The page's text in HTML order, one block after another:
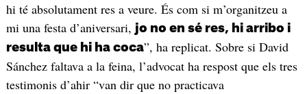
hi té absolutament res a veure. És com si m’organitzeu a
mi una festa d’aniversari, jo no en sé res, hi arribo i
resulta que hi ha coca”, ha replicat. Sobre si David
Sánchez faltava a la feina, l’advocat ha respost que els tres
testimonis d’ahir “van dir que no practicava